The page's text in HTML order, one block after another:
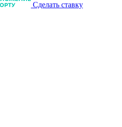
Сделать ставку